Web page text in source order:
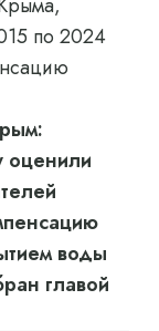
по 2024
оценили
воды
главой